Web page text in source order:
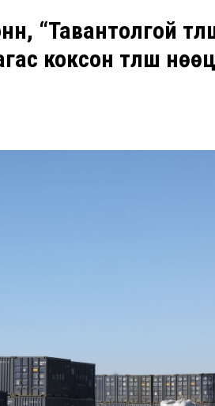
“Тавантолгой
коксон түлш